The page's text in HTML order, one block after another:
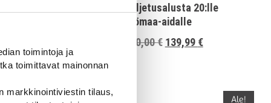
toimintoja ja
toimittavat mainonnan
markkinointiviestin tilaus,
Kuljetusalusta 20:lle
työmaa-aidalle
250,00€ Alkuperäinen
250,00 €313,75 €.
139,99 €Nykyinen
139,99
Ale! Ale!